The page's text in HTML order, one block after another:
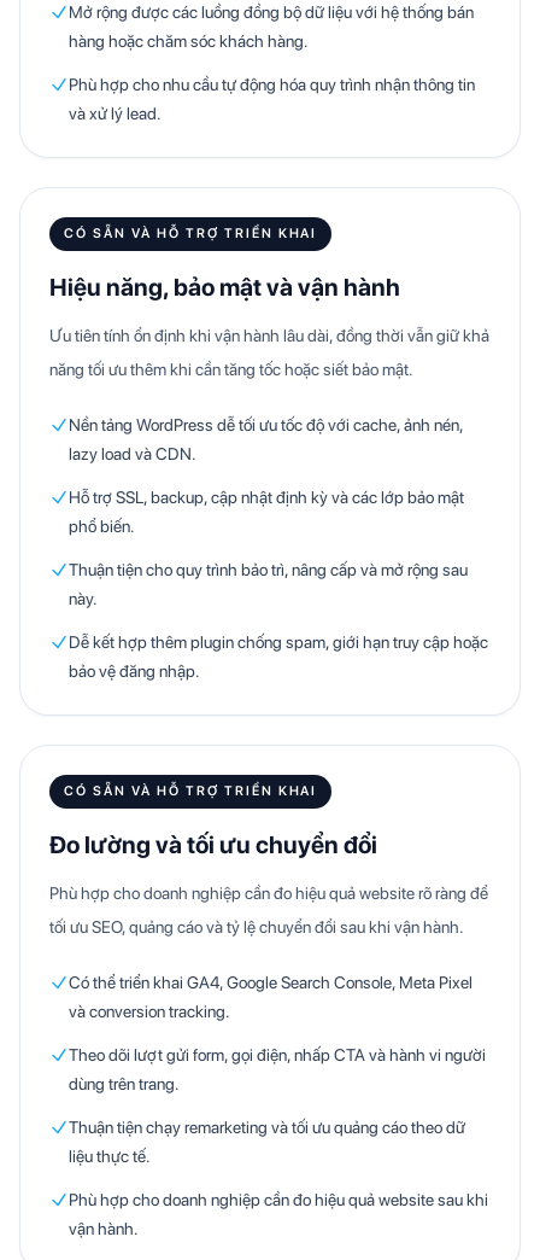
Mở rộng được các luồng đồng bộ dữ liệu với hệ thống bán
hàng hoặc chăm sóc khách hàng.
Phù hợp cho nhu cầu tự động hóa quy trình nhận thông tin
và xử lý lead.
CÓ SẴN VÀ HỖ TRỢ TRIỂN KHAI
Hiệu năng, bảo mật và vận hành
Ưu tiên tính ổn định khi vận hành lâu dài, đồng thời vẫn giữ khả
năng tối ưu thêm khi cần tăng tốc hoặc siết bảo mật.
Nền tảng WordPress dễ tối ưu tốc độ với cache, ảnh nén,
lazy load và CDN.
Hỗ trợ SSL, backup, cập nhật định kỳ và các lớp bảo mật
phổ biến.
Thuận tiện cho quy trình bảo trì, nâng cấp và mở rộng sau
này.
Dễ kết hợp thêm plugin chống spam, giới hạn truy cập hoặc
bảo vệ đăng nhập.
CÓ SẴN VÀ HỖ TRỢ TRIỂN KHAI
Đo lường và tối ưu chuyển đổi
Phù hợp cho doanh nghiệp cần đo hiệu quả website rõ ràng để
tối ưu SEO, quảng cáo và tỷ lệ chuyển đổi sau khi vận hành.
Có thể triển khai GA4, Google Search Console, Meta Pixel
và conversion tracking.
Theo dõi lượt gửi form, gọi điện, nhấp CTA và hành vi người
dùng trên trang.
Thuận tiện chạy remarketing và tối ưu quảng cáo theo dữ
liệu thực tế.
Phù hợp cho doanh nghiệp cần đo hiệu quả website sau khi
vận hành.